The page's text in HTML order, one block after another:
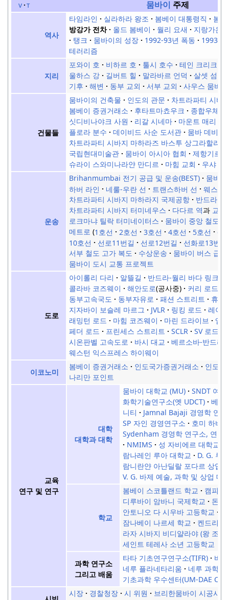
v t 뭄바이 주제
역사
타임라인 실라하라 왕조 봄베이 대통령직
봄
방강가 전차
올드 봄베이 월리 요새 지랑가온
탱크
뭄바이의 성장 1992-93년 폭동
1993년
테러리즘
지리
포와이 호 비하르 호 툴시 호수 테인 크리크
울하스 강
길버트 힐 말라바르 언덕 살셋 섬
기후
해변 동부 교외 서부 교외 사우스 뭄바이
건물들
뭄바이의 건축물 인도의 관문
차트라파티 시바
봄베이 증권거래소
후타트마쵸우크
종합우체국
싯디비나야크 사원
리갈 시네마
마운트 매리 교
플로라 분수
데이비드 사순 도서관
뭄바 데비
차트라파티 시바지 마하라즈 바스투 상그라할라
국립현대미술관
뭄바이 아시아 협회
제항기르
슈라이 스와미나라얀 만디르
마힘 교회 우샤 키
운송
Brihanmumbai 전기 공급 및 운송(BEST)
뭄바
하버 라인
네룰-우란 선 트랜스하버 선
웨스턴
차트라파티 시바지 마하라지 국제공항
반드라 터
차트라파티 시바지 터미네우스
다다르 역과 교외
로크마냐 틸락 터미네이터스
뭄바이 중앙 철도역
메트로 1호선 2호선 3호선 4호선 5호선
6
10호선
선로11번길 선로12번길
선화로13번길
서부 철도 고가 복도
수상운송
뭄바이 버스 급
뭄바이 도시 교통 프로젝트
도로
아이롤리 다리 알뜰길 반드라-월리 바다 링크
콜라바 코즈웨이
해안도로(공사중)
커리 로드
동부고속국도
동부자유로 패션 스트리트
휴즈
지자바이 보슬레 마르그
JVLR 링킹 로드
레이
래밍턴 로드
마힘 코즈웨이 마린 드라이브
엠틸
페더 로드
프린세스 스트리트 SCLR SV 로드
시온판벨 고속도로
바시 대교
베르소바-반드라
웨스턴 익스프레스 하이웨이
이코노미
봄베이 증권거래소 인도국가증권거래소
인도준
나리만 포인트
교육
연구 및 연구
대학
대학과 대학
뭄바이 대학교 (MU)
SNDT 여자
화학기술연구소(옛 UDCT)
베르
니티
Jamnal Bajaji 경영학 연구
SP 자인 경영연구소
호미 하바
Sydenham 경영학 연구소, 연구
NMIMS
성 자비에르 대학교
람나레인 루아 대학교
D. G. 루
람니란얀 아난딜랄 포다르 상업
V. G. 바제 예술, 과학 및 상업 대
학교
봄베이 스코틀랜드 학교
캠피온
디루바이 암바니 국제학교
돈
안토니오 다 시우바 고등학교
잠나베이 나르세 학교
켄드리야
라자 시바지 비디얄라야 (왕 조지
세인트 테레사 소년 고등학교
과학 연구소
그리고 배움
타타 기초연구연구소(TIFR)
바
네루 플라네타리움
네루 과학
기초과학 우수센터(UM-DAE CBS)
시장 경찰청장 시 위원 브리한뭄바이 시공사